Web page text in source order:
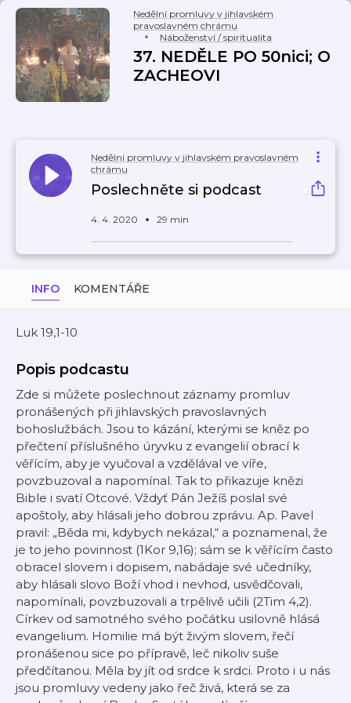
Nedělní promluvy v jihlavském
pravoslavném chrámu
Náboženství / spiritualita
37. NEDĚLE PO 50nici; O
ZACHEOVI
Nedělní promluvy v jihlavském pravoslavném
chrámu
Poslechněte si podcast
4. 4. 2020 29 min
INFO KOMENTÁŘE
Luk 19,1-10
Popis podcastu
Zde si můžete poslechnout záznamy promluv
pronášených při jihlavských pravoslavných
bohoslužbách. Jsou to kázání, kterými se kněz po
přečtení příslušného úryvku z evangelií obrací k
věřícím, aby je vyučoval a vzdělával ve víře,
povzbuzoval a napomínal. Tak to přikazuje knězi
Bible i svatí Otcové. Vždyť Pán Ježíš poslal své
apoštoly, aby hlásali jeho dobrou zprávu. Ap. Pavel
pravil: „Běda mi, kdybych nekázal,“ a poznamenal, že
je to jeho povinnost (1Kor 9,16); sám se k věřícím často
obracel slovem i dopisem, nabádaje své učedníky,
aby hlásali slovo Boží vhod i nevhod, usvědčovali,
napomínali, povzbuzovali a trpělivě učili (2Tim 4,2).
Církev od samotného svého počátku usilovně hlásá
evangelium. Homilie má být živým slovem, řečí
pronášenou sice po přípravě, leč nikoliv suše
předčítanou. Měla by jít od srdce k srdci. Proto i u nás
jsou promluvy vedeny jako řeč živá, která se za